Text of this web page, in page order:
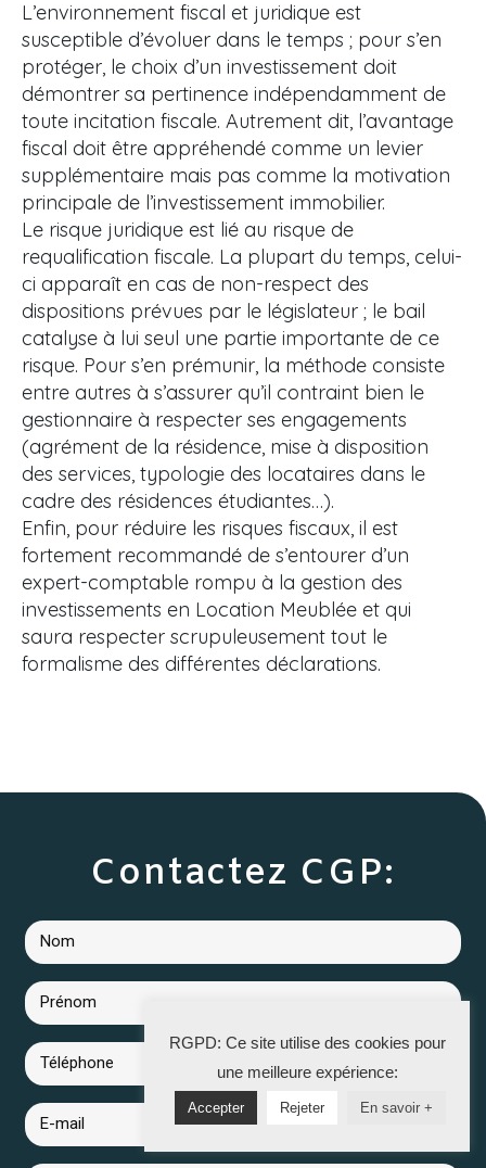
L’environnement fiscal et juridique est
susceptible d’évoluer dans le temps ; pour s’en
protéger, le choix d’un investissement doit
démontrer sa pertinence indépendamment de
toute incitation fiscale. Autrement dit, l’avantage
fiscal doit être appréhendé comme un levier
supplémentaire mais pas comme la motivation
principale de l’investissement immobilier.
Le risque juridique est lié au risque de
requalification fiscale. La plupart du temps, celui-
ci apparaît en cas de non-respect des
dispositions prévues par le législateur ; le bail
catalyse à lui seul une partie importante de ce
risque. Pour s’en prémunir, la méthode consiste
entre autres à s’assurer qu’il contraint bien le
gestionnaire à respecter ses engagements
(agrément de la résidence, mise à disposition
des services, typologie des locataires dans le
cadre des résidences étudiantes…).
Enfin, pour réduire les risques fiscaux, il est
fortement recommandé de s’entourer d’un
expert-comptable rompu à la gestion des
investissements en Location Meublée et qui
saura respecter scrupuleusement tout le
formalisme des différentes déclarations.
Contactez CGP:
RGPD: Ce site utilise des cookies pour
une meilleure expérience:
Accepter Rejeter En savoir +